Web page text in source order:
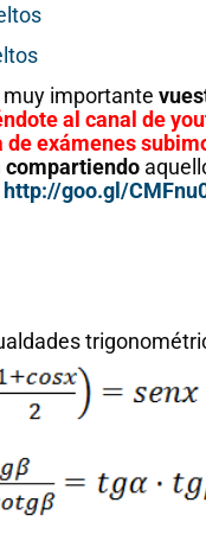
importante
al canal de
de exámenes
compartiendo
http://goo.gl/